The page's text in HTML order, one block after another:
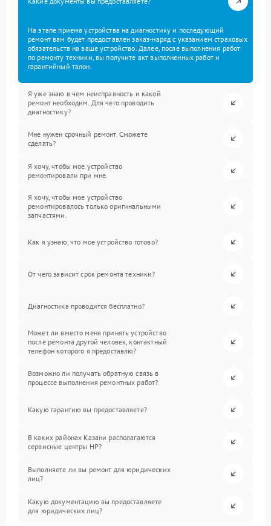
На этапе приема устройства на диагностику и последующий
ремонт вам будет предоставлен заказ-наряд с указанием страховых
обязательств на ваше устройство. Далее, после выполнения работ
по ремонту техники, вы получите акт выполненных работ и
гарантийный талон.
Я уже знаю в чем неисправность и какой
ремонт необходим. Для чего проводить
диагностику?
Мне нужен срочный ремонт. Сможете
сделать?
Я хочу, чтобы мое устройство
ремонтировали при мне.
Я хочу, чтобы мое устройство
ремонтировалось только оригинальными
запчастями.
Как я узнаю, что мое устройство готово?
От чего зависит срок ремонта техники?
Диагностика проводится бесплатно?
Может ли вместо меня принять устройство
после ремонта другой человек, контактный
телефон которого я предоставлю?
Возможно ли получать обратную связь в
процессе выполнения ремонтных работ?
Какую гарантию вы предоставляете?
В каких районах Казани располагаются
сервисные центры HP?
Выполняете ли вы ремонт для юридических
лиц?
Какую документацию вы предоставляете
для юридических лиц?